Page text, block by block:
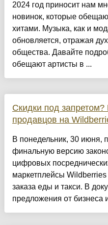
2024 год приносит нам
новинок, которые
хитами. Музыка, как и
обновляется, отражая
общества. Давайте
обещают артисты в ...
Скидки под
продавцов на
В понедельник, 30 июня,
финальную версию
цифровых
маркетплейсы
заказа еды и такси. В
предложения от бизнеса